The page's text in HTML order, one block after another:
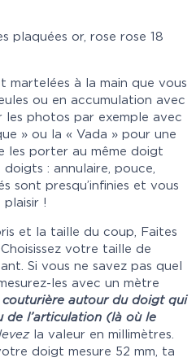
plaquées or, rose rose 18
martelées à la main que vous
ou en accumulation avec
les photos par exemple avec
» ou la « Vada » pour une
les porter au même doigt
: annulaire, pouce,
sont presqu’infinies et vous
plaisir !
et la taille du coup, Faites
votre taille de
Si vous ne savez pas quel
esurez-les avec un mètre
couturière autour du doigt qui
de l’articulation (là où le
la valeur en millimètres.
doigt mesure 52 mm, ta